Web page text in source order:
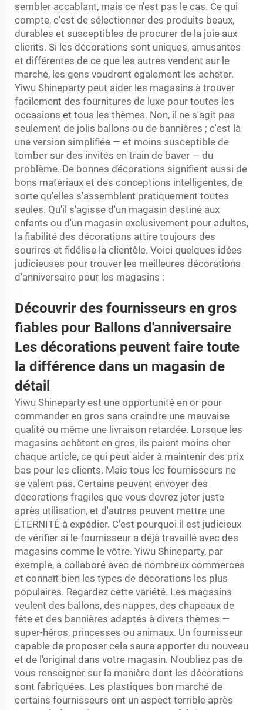
sembler accablant, mais ce n'est pas le cas. Ce qui
compte, c'est de sélectionner des produits beaux,
durables et susceptibles de procurer de la joie aux
clients. Si les décorations sont uniques, amusantes
et différentes de ce que les autres vendent sur le
marché, les gens voudront également les acheter.
Yiwu Shineparty peut aider les magasins à trouver
facilement des fournitures de luxe pour toutes les
occasions et tous les thèmes. Non, il ne s'agit pas
seulement de jolis ballons ou de bannières ; c'est là
une version simplifiée — et moins susceptible de
tomber sur des invités en train de baver — du
problème. De bonnes décorations signifient aussi de
bons matériaux et des conceptions intelligentes, de
sorte qu'elles s'assemblent pratiquement toutes
seules. Qu'il s'agisse d'un magasin destiné aux
enfants ou d'un magasin exclusivement pour adultes,
la fiabilité des décorations attire toujours des
sourires et fidélise la clientèle. Voici quelques idées
judicieuses pour trouver les meilleures décorations
d'anniversaire pour les magasins :
Découvrir des fournisseurs en gros
fiables pour Ballons d'anniversaire
Les décorations peuvent faire toute
la différence dans un magasin de
détail
Yiwu Shineparty est une opportunité en or pour
commander en gros sans craindre une mauvaise
qualité ou même une livraison retardée. Lorsque les
magasins achètent en gros, ils paient moins cher
chaque article, ce qui peut aider à maintenir des prix
bas pour les clients. Mais tous les fournisseurs ne
se valent pas. Certains peuvent envoyer des
décorations fragiles que vous devrez jeter juste
après utilisation, et d'autres peuvent mettre une
ÉTERNITÉ à expédier. C'est pourquoi il est judicieux
de vérifier si le fournisseur a déjà travaillé avec des
magasins comme le vôtre. Yiwu Shineparty, par
exemple, a collaboré avec de nombreux commerces
et connaît bien les types de décorations les plus
populaires. Regardez cette variété. Les magasins
veulent des ballons, des nappes, des chapeaux de
fête et des bannières adaptés à divers thèmes —
super-héros, princesses ou animaux. Un fournisseur
capable de proposer cela saura apporter du nouveau
et de l'original dans votre magasin. N'oubliez pas de
vous renseigner sur la manière dont les décorations
sont fabriquées. Les plastiques bon marché de
certains fournisseurs ont un aspect terrible après